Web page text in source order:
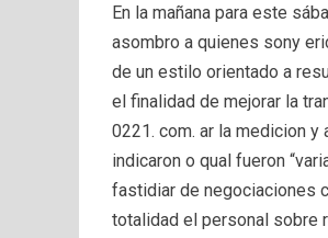
En la mañana para este
asombro a quienes sony
de un estilo orientado a
el finalidad de mejorar la
0221. com. ar la medicion
indicaron o qual fueron
fastidiar de negociaciones
totalidad el personal sobre